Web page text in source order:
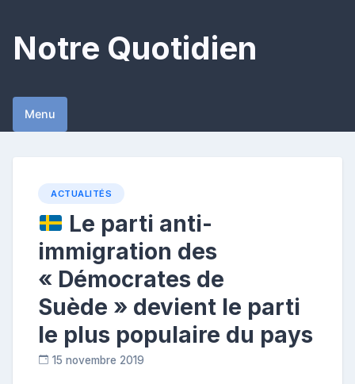
content
Notre Quotidien
Menu
ACTUALITÉS
Le parti anti-
immigration des
« Démocrates de
Suède » devient le parti
le plus populaire du pays
15 novembre 2019